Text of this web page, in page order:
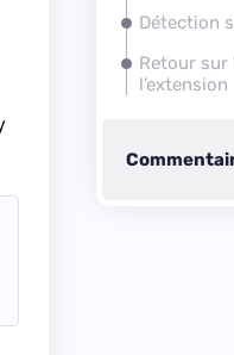
Détection
Retour sur
l’extension